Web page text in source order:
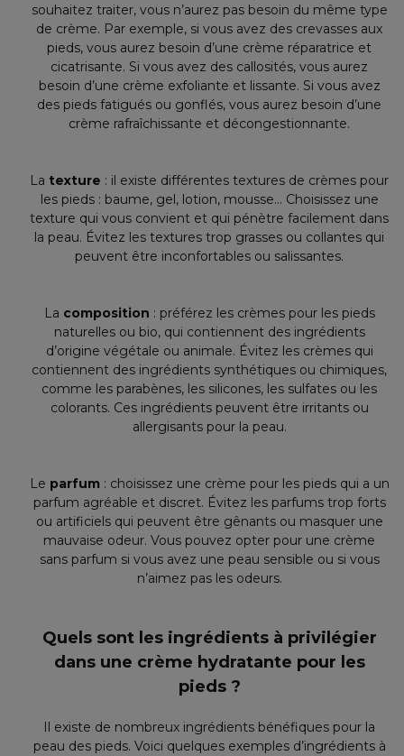
souhaitez traiter, vous n’aurez pas besoin du même type
de crème. Par exemple, si vous avez des crevasses aux
pieds, vous aurez besoin d’une crème réparatrice et
cicatrisante. Si vous avez des callosités, vous aurez
besoin d’une crème exfoliante et lissante. Si vous avez
des pieds fatigués ou gonflés, vous aurez besoin d’une
crème rafraîchissante et décongestionnante.
La texture : il existe différentes textures de crèmes pour
les pieds : baume, gel, lotion, mousse… Choisissez une
texture qui vous convient et qui pénètre facilement dans
la peau. Évitez les textures trop grasses ou collantes qui
peuvent être inconfortables ou salissantes.
La composition : préférez les crèmes pour les pieds
naturelles ou bio, qui contiennent des ingrédients
d’origine végétale ou animale. Évitez les crèmes qui
contiennent des ingrédients synthétiques ou chimiques,
comme les parabènes, les silicones, les sulfates ou les
colorants. Ces ingrédients peuvent être irritants ou
allergisants pour la peau.
Le parfum: choisissez une crème pour les pieds qui a un
parfum agréable et discret. Évitez les parfums trop forts
ou artificiels qui peuvent être gênants ou masquer une
mauvaise odeur. Vous pouvez opter pour une crème
sans parfum si vous avez une peau sensible ou si vous
n’aimez pas les odeurs.
Quels sont les ingrédients à privilégier
dans une crème hydratante pour les
pieds ?
Il existe de nombreux ingrédients bénéfiques pour la
peau des pieds. Voici quelques exemples d’ingrédients à